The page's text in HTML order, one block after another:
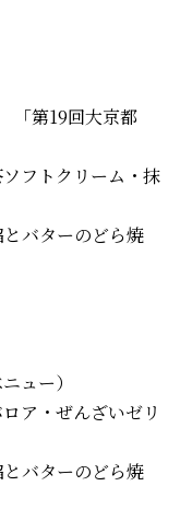
第19回大京都
フトクリーム・抹
バターのどら焼
ュー）
ア・ぜんざいゼリ
バターのどら焼